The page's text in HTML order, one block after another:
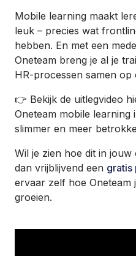
Mobile learning maakt
leuk – precies wat
hebben. En met een
Oneteam breng je al je
HR-processen samen op
👉 Bekijk de uitlegvideo
Oneteam mobile
slimmer en meer
Wil je zien hoe dit in
dan vrijblijvend een gratis
ervaar zelf hoe
groeien.